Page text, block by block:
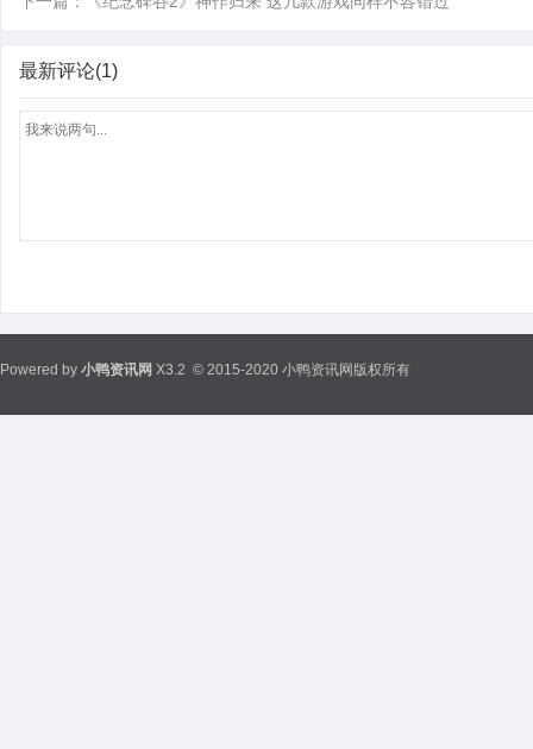
最新评论(1)
Powered by 小鸭资讯网 X3.2 © 2015-2020 小鸭资讯网版权所有